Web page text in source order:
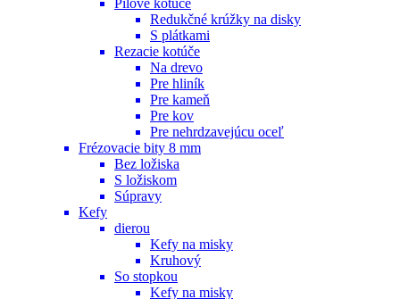
Redukčné krúžky na disky
S plátkami
Rezacie kotúče
Na drevo
Pre hliník
Pre kameň
Pre kov
Pre nehrdzavejúcu oceľ
Frézovacie bity 8 mm
Bez ložiska
S ložiskom
Súpravy
Kefy
dierou
Kefy na misky
Kruhový
So stopkou
Kefy na misky